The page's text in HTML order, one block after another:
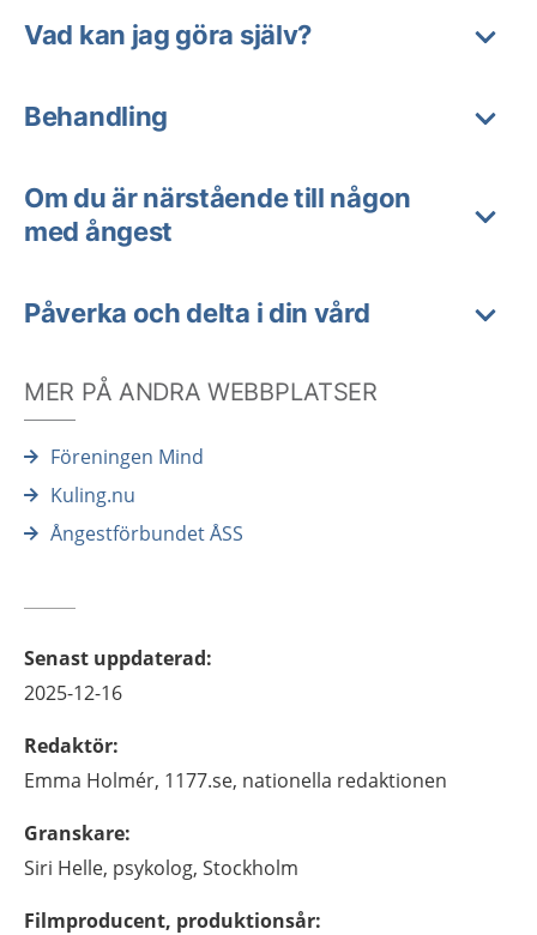
Vad kan jag göra själv?
Behandling
Om du är närstående till någon
med ångest
Påverka och delta i din vård
MER PÅ ANDRA WEBBPLATSER
Föreningen Mind
Kuling.nu
Ångestförbundet ÅSS
Senast uppdaterad:
2025-12-16
Redaktör:
Emma Holmér, 1177.se, nationella redaktionen
Granskare:
Siri Helle, psykolog, Stockholm
Filmproducent, produktionsår: